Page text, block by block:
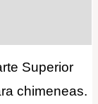
Superior
chimeneas.